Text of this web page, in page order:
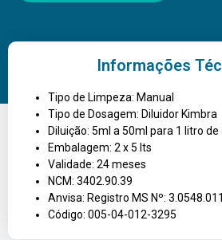
Informações
Tipo de Limpeza: Manual
Tipo de Dosagem: Diluidor Kimbra
Diluição: 5ml a 50ml para 1 litro de
Embalagem: 2 x 5 lts
Validade: 24 meses
NCM: 3402.90.39
Anvisa: Registro MS Nº:
Código: 005-04-012-3295